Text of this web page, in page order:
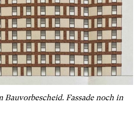
Bauvorbescheid. Fassade noch in